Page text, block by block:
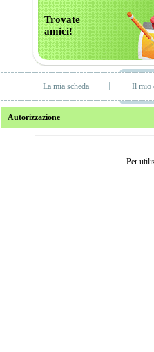
Trovate
amici!
La mia scheda Il mio
Autorizzazione
Per